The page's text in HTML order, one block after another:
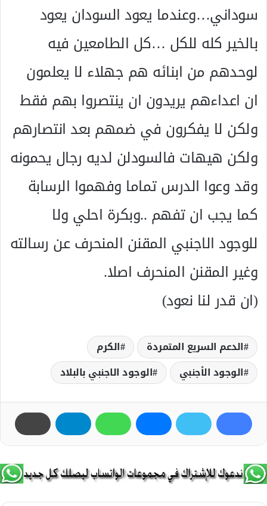
سوداني…وعندما يعود السودان يعود
بالخير كله للكل …كل الطامعين فيه
لوحدهم من ابنائه هم جهلاء لا يعلمون
ان اعداءهم يريدون ان ينتصروا بهم فقط
ولكن لا يفكرون في ضمهم بعد انتصارهم
ولكن هيهات فالسودلن لديه رجال يحمونه
وقد وعوا الدرس تماما وفهموا الرسابة
كما يجب ان تفهم ..وبكرة احلي ولا
للوجود الاجنبي المقنن المنحرف عن رسالته
وغير المقنن المنحرف اصلا.
(ان قدر لنا نعود)
الدعم السريع المتمردة
الكرم
الوجود الأجنبي
الوجود الاجنبي بالبلاد